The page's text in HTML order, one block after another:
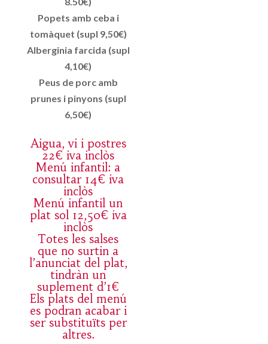
Popets amb ceba i
tomàquet (supl 9,50€)
Alberginia farcida (supl
4,10€)
Peus de porc amb
prunes i pinyons (supl
6,50€)
Aigua, vi i postres
22€ iva inclòs
Menú infantil: a
consultar 14€ iva
inclòs
Menú infantil un
plat sol 12,50€ iva
inclòs
Totes les salses
que no surtin a
l’anunciat del plat,
tindràn un
suplement d’1€
Els plats del menú
es podran acabar i
ser substituïts per
altres.